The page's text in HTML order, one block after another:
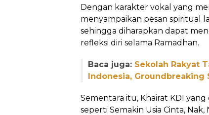
Dengan karakter vokal yang
menyampaikan pesan spiritual
sehingga diharapkan dapat
refleksi diri selama Ramadhan.
Baca juga: Sekolah Rakyat
Indonesia, Groundbreaking
Sementara itu, Khairat KDI
seperti Semakin Usia Cinta,